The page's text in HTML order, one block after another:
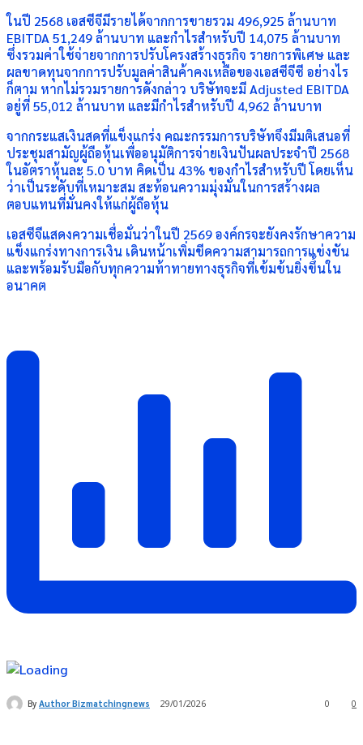
ในปี 2568 เอสซีจีมีรายได้จากการขายรวม 496,925 ล้านบาท
EBITDA 51,249 ล้านบาท และกำไรสำหรับปี 14,075 ล้านบาท
ซึ่งรวมค่าใช้จ่ายจากการปรับโครงสร้างธุรกิจ รายการพิเศษ และ
ผลขาดทุนจากการปรับมูลค่าสินค้าคงเหลือของเอสซีจีซี อย่างไร
ก็ตาม หากไม่รวมรายการดังกล่าว บริษัทจะมี Adjusted EBITDA
อยู่ที่ 55,012 ล้านบาท และมีกำไรสำหรับปี 4,962 ล้านบาท
จากกระแสเงินสดที่แข็งแกร่ง คณะกรรมการบริษัทจึงมีมติเสนอที่
ประชุมสามัญผู้ถือหุ้นเพื่ออนุมัติการจ่ายเงินปันผลประจำปี 2568
ในอัตราหุ้นละ 5.0 บาท คิดเป็น 43% ของกำไรสำหรับปี โดยเห็น
ว่าเป็นระดับที่เหมาะสม สะท้อนความมุ่งมั่นในการสร้างผล
ตอบแทนที่มั่นคงให้แก่ผู้ถือหุ้น
เอสซีจีแสดงความเชื่อมั่นว่าในปี 2569 องค์กรจะยังคงรักษาความ
แข็งแกร่งทางการเงิน เดินหน้าเพิ่มขีดความสามารถการแข่งขัน
และพร้อมรับมือกับทุกความท้าทายทางธุรกิจที่เข้มข้นยิ่งขึ้นใน
อนาคต
By Author Bizmatchingnews 29/01/2026 0
0